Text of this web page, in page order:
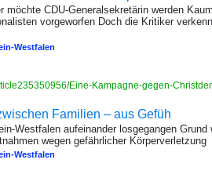
möchte CDU-Generalsekretärin werden
vorgeworfen Doch die Kritiker
Westfalen
Eine-Kampagne-gegen-
Familien – aus Gefüh
Westfalen aufeinander losgegangen
wegen gefährlicher Körperverletzung
Westfalen